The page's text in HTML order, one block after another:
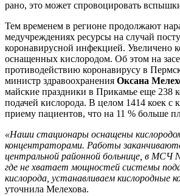
рано, это может спровоцировать
Тем временем в регионе продолжают
медучреждениях ресурсы на случай
коронавирусной инфекцией. Увеличено
оснащенных кислородом. Об этом на
противодействию коронавирусу в
министр здравоохранения Оксана
майские праздники в Прикамье еще 238
подачей кислорода. В целом 1414 коек с
приему пациентов, что на 11 % больше
«Наши стационары оснащены
концентраторами. Работы
центральной районной больнице, в
где не хватает мощностей системы
кислорода, устанавливаем кислородные
уточнила Мелехова.